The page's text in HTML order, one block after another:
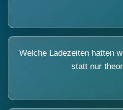
Welche Ladezeiten hatten
statt nur